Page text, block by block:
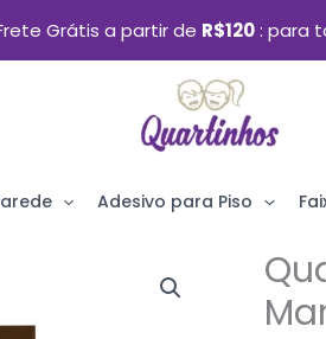
Grátis a partir de R$120 para
Adesivo para Piso
Signo